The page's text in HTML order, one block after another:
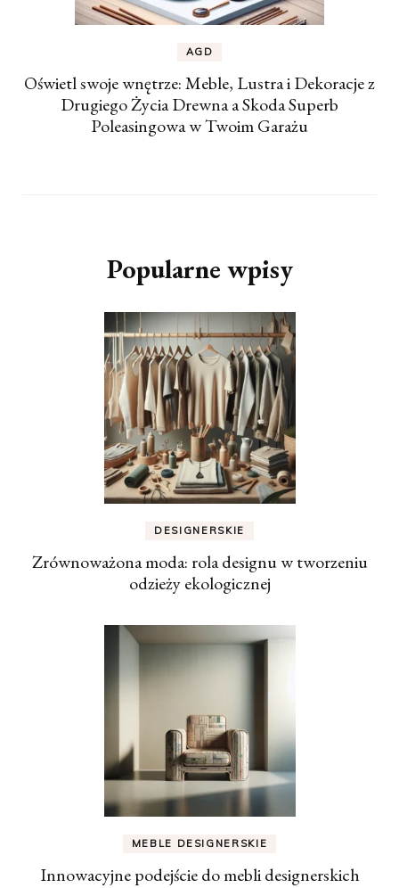
AGD
Oświetl swoje wnętrze: Meble, Lustra i Dekoracje z
Drugiego Życia Drewna a Skoda Superb
Poleasingowa w Twoim Garażu
Popularne wpisy
DESIGNERSKIE
Zrównoważona moda: rola designu w tworzeniu
odzieży ekologicznej
MEBLE DESIGNERSKIE
Innowacyjne podejście do mebli designerskich